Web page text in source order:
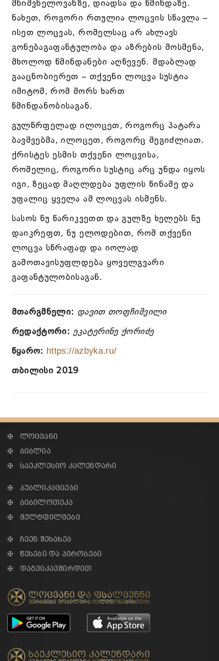
მნიშვნელოვანზე, დიადსა და წმინდაზე.
ნახეთ, როგორი რთულია ლოცვის სწავლა –
ისეთ ლოცვას, რომელსაც არ ახლავს
გონებაგაფანტულობა და აზრების მოსმენა,
მხოლოდ წმინდანები აღწევენ. მდაბლად
გააცნობიერეთ – თქვენი ლოცვა სუსტია
იმიტომ, რომ შორს ხართ
წმინდანობისაგან.
გულწრფელად ილოცეთ, როგორც პატარა
ბავშვებმა, ილოცეთ, როგორც შეგიძლიათ.
ქრისტეს ესმის თქვენი ლოცვისა,
რომელიც, როგორი სუსტიც არც უნდა იყოს
იგი, ზეცად მაღლდება უფლის წინაშე და
უფალიც ყველა ამ ლოცვას ისმენს.
სასოს ნუ წარიკვეთთ და გულზე ხელებს ნუ
დაიკრეფთ, ნუ ელოდებით, რომ თქვენი
ლოცვა სწრაფად და იოლად
გამოთავისუფლდება ყოველგვარი
გაფანტულობისაგან.
მთარგმნელი: დავით თოფჩიშვილი
რედაქტორი: ეკატერინე ქორიძე
წყარო: https://azbyka.ru/
თბილისი 2019
✠ ლოცვანი
✠ ბიბლია
✠ საეკლესიო კალენდარი
✠ პუბლიკაციები
✠ ბიბილოთეკა
✠ მულტფილმები
✠ ჩვენ შესახებ
✠ წესები და პირობები
✠ დაგვიკავშირდით